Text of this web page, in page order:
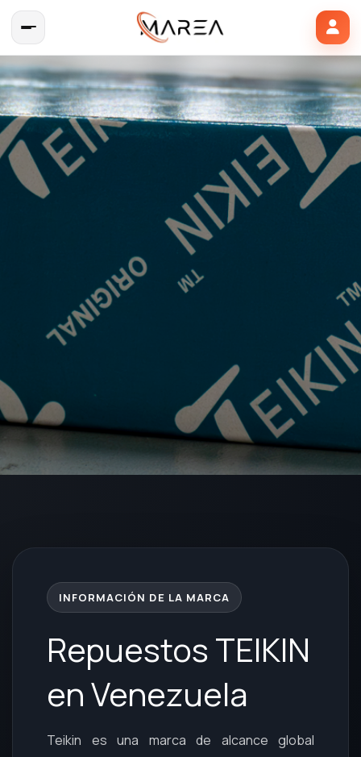
INFORMACIÓN DE LA MARCA
Repuestos TEIKIN
en Venezuela
Teikin es una marca de alcance global